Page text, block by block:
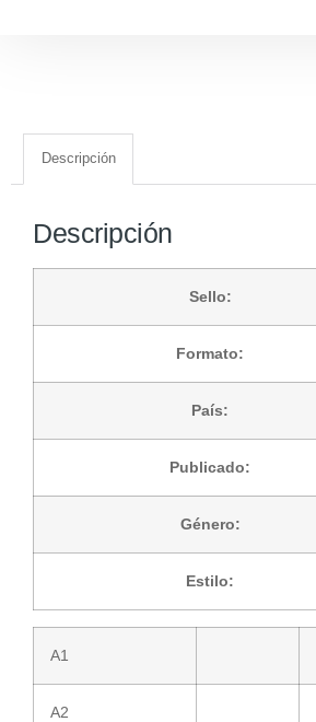
Descripción
Descripción
Sello:
Formato:
País:
Publicado:
Género:
Estilo:
A1
A2